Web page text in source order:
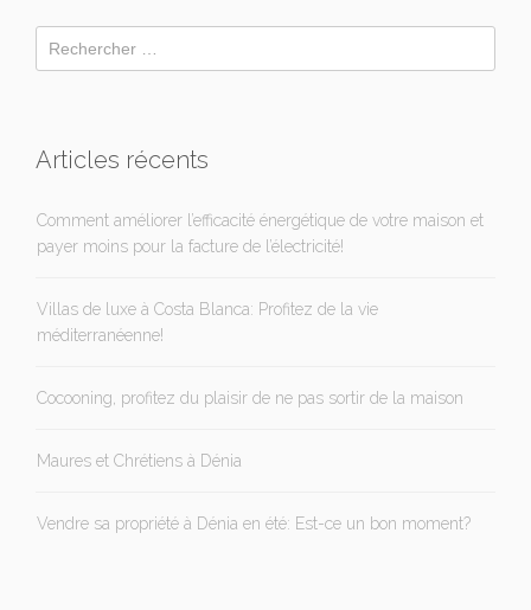
Articles récents
Comment améliorer l’efficacité énergétique de votre maison et
payer moins pour la facture de l’électricité!
Villas de luxe à Costa Blanca: Profitez de la vie
méditerranéenne!
Cocooning, profitez du plaisir de ne pas sortir de la maison
Maures et Chrétiens à Dénia
Vendre sa propriété à Dénia en été: Est-ce un bon moment?